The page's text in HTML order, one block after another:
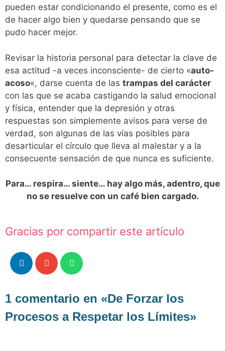
pueden estar condicionando el presente, como es el
de hacer algo bien y quedarse pensando que se
pudo hacer mejor.
Revisar la historia personal para detectar la clave de
esa actitud -a veces inconsciente- de cierto «auto-
acoso«, darse cuenta de las trampas del carácter
con las que se acaba castigando la salud emocional
y física, entender que la depresión y otras
respuestas son simplemente avisos para verse de
verdad, son algunas de las vías posibles para
desarticular el círculo que lleva al malestar y a la
consecuente sensación de que nunca es suficiente.
Para… respira… siente… hay algo más, adentro, que
no se resuelve con un café bien cargado.
Gracias por compartir este artículo
1 comentario en «De Forzar los
Procesos a Respetar los Límites»